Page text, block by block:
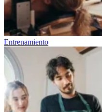
Entrenamiento